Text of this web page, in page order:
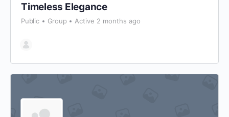
Timeless Elegance
Public Group Active 2 months ago